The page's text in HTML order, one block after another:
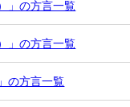
」の方言一覧
」の方言一覧
の方言一覧